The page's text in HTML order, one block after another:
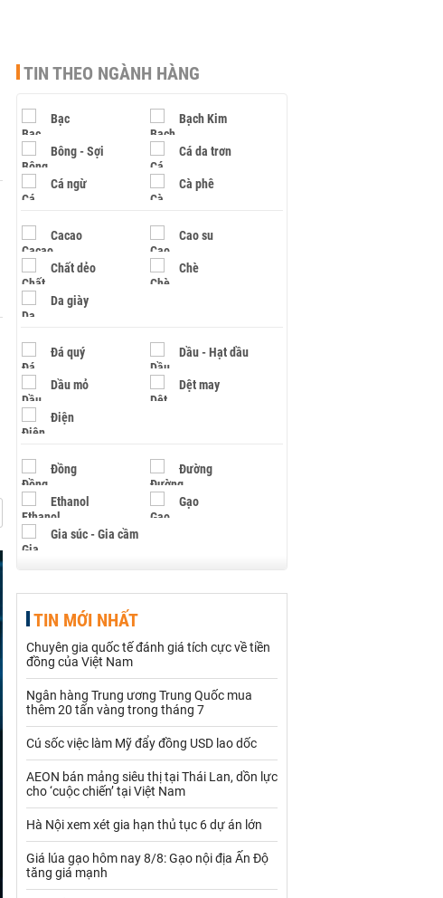
TIN THEO NGÀNH HÀNG
Bạc Bạch Kim
Bông - Sợi Cá da trơn
Cá ngừ Cà phê
Cacao Cao su
Chất dẻo Chè
Da giày
Đá quý Dầu - Hạt dầu
Dầu mỏ Dệt may
Điện
Đồng Đường
Ethanol Gạo
Gia súc - Gia cầm
Hạt điều
Khí đốt
Kim loại khác Mắc ca
Muối Ngũ cốc
Nhựa - Hạt nhựa
Palladium Phân bón
Rau - Củ -Quả Sắt thép
Sữa
TIN MỚI NHẤT
Chuyên gia quốc tế đánh giá tích cực về tiền
đồng của Việt Nam
Ngân hàng Trung ương Trung Quốc mua
thêm 20 tấn vàng trong tháng 7
Cú sốc việc làm Mỹ đẩy đồng USD lao dốc
AEON bán mảng siêu thị tại Thái Lan, dồn lực
cho ‘cuộc chiến’ tại Việt Nam
Hà Nội xem xét gia hạn thủ tục 6 dự án lớn
Giá lúa gạo hôm nay 8/8: Gạo nội địa Ấn Độ
tăng giá mạnh